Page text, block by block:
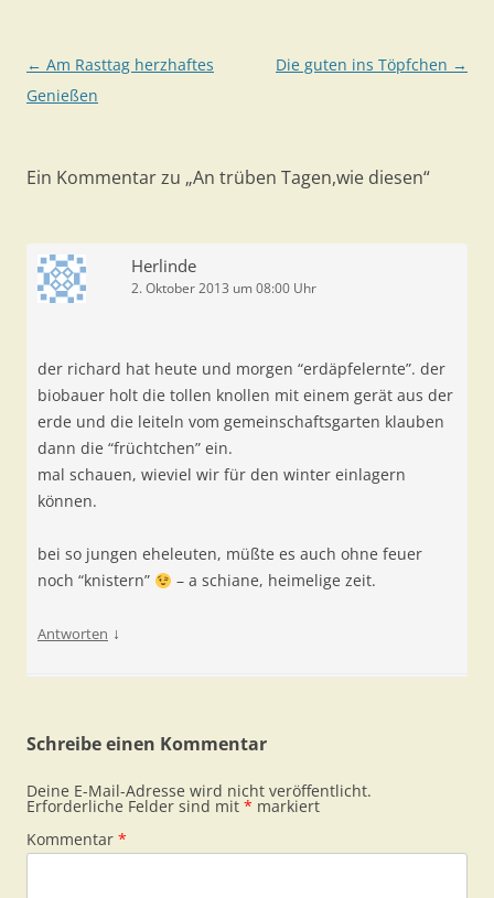
Beitragsnavigation
← Am Rasttag herzhaftes
Genießen
Die guten ins Töpfchen →
Ein Kommentar zu „An trüben Tagen,wie diesen“
Herlinde
2. Oktober 2013 um 08:00 Uhr
der richard hat heute und morgen “erdäpfelernte”. der
biobauer holt die tollen knollen mit einem gerät aus der
erde und die leiteln vom gemeinschaftsgarten klauben
dann die “früchtchen” ein.
mal schauen, wieviel wir für den winter einlagern
können.
bei so jungen eheleuten, müßte es auch ohne feuer
noch “knistern”
– a schiane, heimelige zeit.
Antworten ↓
Schreibe einen Kommentar
Deine E-Mail-Adresse wird nicht veröffentlicht.
Erforderliche Felder sind mit * markiert
Kommentar *